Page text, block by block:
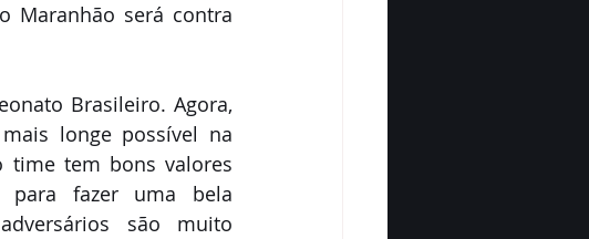
Maranhão será contra
Brasileiro. Agora,
longe possível na
time tem bons valores
para fazer uma bela
são muito